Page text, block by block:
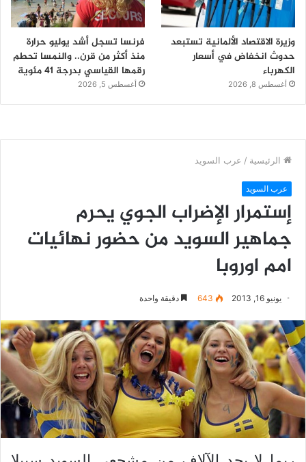
وزيرة الاقتصاد الألمانية تستبعد
حدوث انخفاض في أسعار
الكهرباء
أغسطس 8, 2026
فرنسا تسجل أشد يوليو حرارة
منذ أكثر من قرن.. والنمسا تحطم
رقمها القياسي بدرجة 41 مئوية
أغسطس 5, 2026